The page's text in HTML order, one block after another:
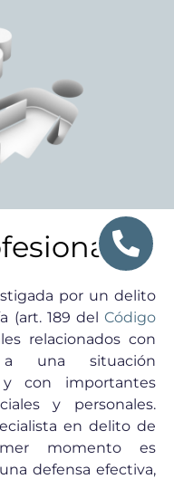
por un delito
(art. 189 del Código
relacionados con
una situación
y con importantes
y personales.
en delito de
momento es
defensa efectiva,